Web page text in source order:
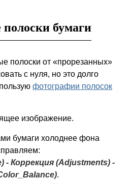
бумаги
полоски от «прорезанных»
с нуля, но это долго
фотографии полосок
изображение.
бумаги холоднее фона
- Коррекция (Adjustments) -
.